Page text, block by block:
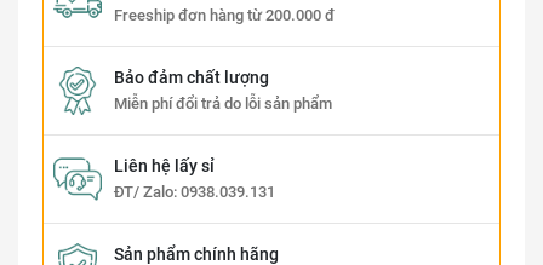
Freeship đơn hàng từ 200.000 đ
Bảo đảm chất lượng
Miễn phí đổi trả do lỗi sản phẩm
Liên hệ lấy sỉ
ĐT/ Zalo: 0938.039.131
Sản phẩm chính hãng